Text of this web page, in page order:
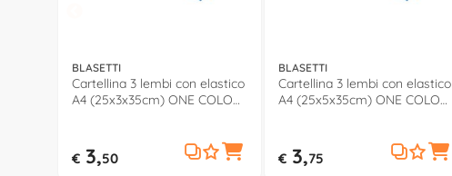
BLASETTI
Cartellina 3 lembi con elastico
A4 (25x3x35cm) ONE COLOR
€ 3,50
BLASETTI
Cartellina 3 lembi con elastico
A4 (25x5x35cm) ONE COLOR
€ 3,75